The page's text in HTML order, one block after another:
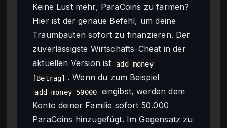
Keine Lust mehr, ParaCoins zu farmen?
Hier ist der genaue Befehl, um deine
Traumbauten sofort zu finanzieren. Der
zuverlässigste Wirtschafts-Cheat in der
aktuellen Version ist
add_money
[Betrag] . Wenn du zum Beispiel
add_money 50000
eingibst, werden dem
Konto deiner Familie sofort 50.000
ParaCoins hinzugefügt. Im Gegensatz zu